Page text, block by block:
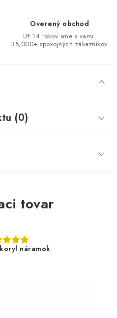
Overený obchod
Už 14 rokov sme s vami.
35,000+ spokojných zákazníkov
(0)
tovar
náramok